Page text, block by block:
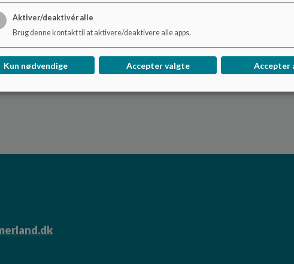
Aktiver/deaktivér alle
Brug denne kontakt til at aktivere/deaktivere alle apps.
Kun nødvendige Accepter valgte Accepter